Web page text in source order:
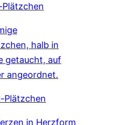
Plätzchen